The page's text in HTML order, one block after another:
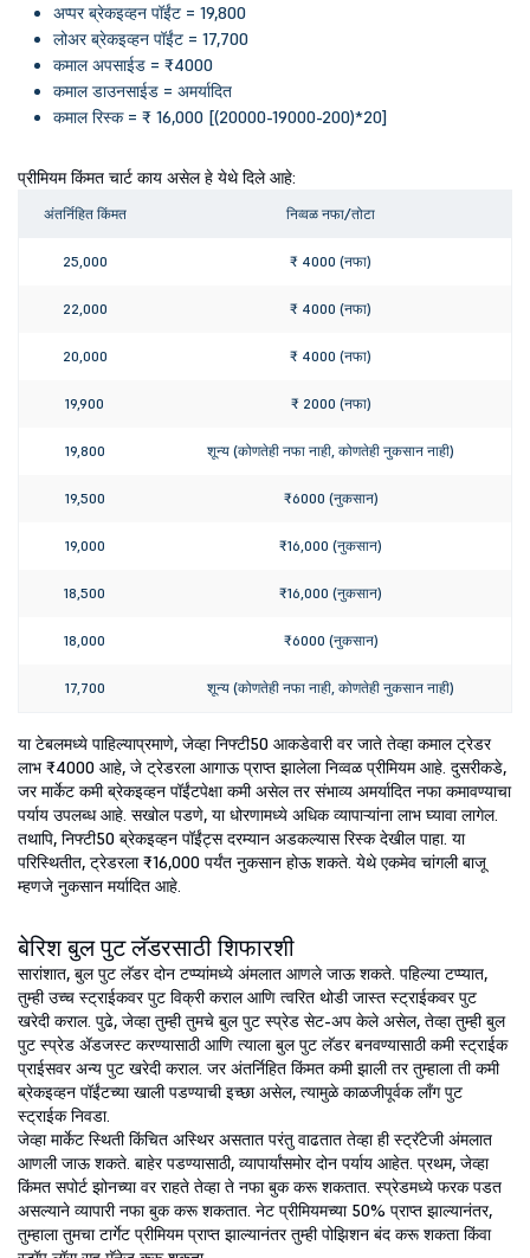
अप्पर ब्रेकइव्हन पॉईंट = 19,800
लोअर ब्रेकइव्हन पॉईंट = 17,700
कमाल अपसाईड = ₹4000
कमाल डाउनसाईड = अमर्यादित
कमाल रिस्क = ₹ 16,000 [(20000-19000-200)*20]
प्रीमियम किंमत चार्ट काय असेल हे येथे दिले आहे:
अंतर्निहित किंमत निव्वळ नफा/तोटा
25,000 ₹ 4000 (नफा)
22,000 ₹ 4000 (नफा)
20,000 ₹ 4000 (नफा)
19,900 ₹ 2000 (नफा)
19,800 शून्य (कोणतेही नफा नाही, कोणतेही नुकसान नाही)
19,500 ₹6000 (नुकसान)
19,000 ₹16,000 (नुकसान)
18,500 ₹16,000 (नुकसान)
18,000 ₹6000 (नुकसान)
17,700 शून्य (कोणतेही नफा नाही, कोणतेही नुकसान नाही)
या टेबलमध्ये पाहिल्याप्रमाणे, जेव्हा निफ्टी50 आकडेवारी वर जाते तेव्हा कमाल ट्रेडर
लाभ ₹4000 आहे, जे ट्रेडरला आगाऊ प्राप्त झालेला निव्वळ प्रीमियम आहे. दुसरीकडे,
जर मार्केट कमी ब्रेकइव्हन पॉईंटपेक्षा कमी असेल तर संभाव्य अमर्यादित नफा कमावण्याचा
पर्याय उपलब्ध आहे. सखोल पडणे, या धोरणामध्ये अधिक व्यापाऱ्यांना लाभ घ्यावा लागेल.
तथापि, निफ्टी50 ब्रेकइव्हन पॉईंट्स दरम्यान अडकल्यास रिस्क देखील पाहा. या
परिस्थितीत, ट्रेडरला ₹16,000 पर्यंत नुकसान होऊ शकते. येथे एकमेव चांगली बाजू
म्हणजे नुकसान मर्यादित आहे.
बेरिश बुल पुट लॅडरसाठी शिफारशी
सारांशात, बुल पुट लॅडर दोन टप्प्यांमध्ये अंमलात आणले जाऊ शकते. पहिल्या टप्प्यात,
तुम्ही उच्च स्ट्राईकवर पुट विक्री कराल आणि त्वरित थोडी जास्त स्ट्राईकवर पुट
खरेदी कराल. पुढे, जेव्हा तुम्ही तुमचे बुल पुट स्प्रेड सेट-अप केले असेल, तेव्हा तुम्ही बुल
पुट स्प्रेड ॲडजस्ट करण्यासाठी आणि त्याला बुल पुट लॅडर बनवण्यासाठी कमी स्ट्राईक
प्राईसवर अन्य पुट खरेदी कराल. जर अंतर्निहित किंमत कमी झाली तर तुम्हाला ती कमी
ब्रेकइव्हन पॉईंटच्या खाली पडण्याची इच्छा असेल, त्यामुळे काळजीपूर्वक लाँग पुट
स्ट्राईक निवडा.
जेव्हा मार्केट स्थिती किंचित अस्थिर असतात परंतु वाढतात तेव्हा ही स्ट्रॅटेजी अंमलात
आणली जाऊ शकते. बाहेर पडण्यासाठी, व्यापार्यांसमोर दोन पर्याय आहेत. प्रथम, जेव्हा
किंमत सपोर्ट झोनच्या वर राहते तेव्हा ते नफा बुक करू शकतात. स्प्रेडमध्ये फरक पडत
असल्याने व्यापारी नफा बुक करू शकतात. नेट प्रीमियमच्या 50% प्राप्त झाल्यानंतर,
तुम्हाला तुमचा टार्गेट प्रीमियम प्राप्त झाल्यानंतर तुम्ही पोझिशन बंद करू शकता किंवा